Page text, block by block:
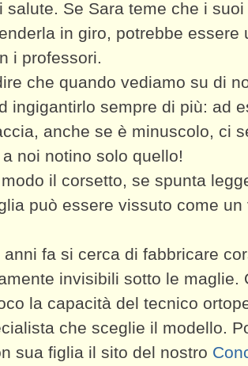
salute. Se Sara teme che i
in giro, potrebbe essere
i professori.
che quando vediamo su di
ingigantirlo sempre di più: ad
anche se è minuscolo, ci
noi notino solo quello!
il corsetto, se spunta
può essere vissuto come un
anni fa si cerca di fabbricare
invisibili sotto le maglie.
la capacità del tecnico
che sceglie il modello.
sua figlia il sito del nostro